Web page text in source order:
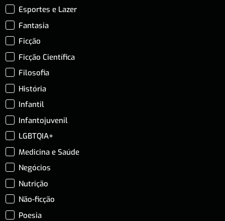
Esportes e Lazer
Fantasia
Ficção
Ficção Científica
Filosofia
História
Infantil
Infantojuvenil
LGBTQIA+
Medicina e Saúde
Negócios
Nutrição
Não-ficção
Poesia